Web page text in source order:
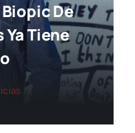
De
Tiene